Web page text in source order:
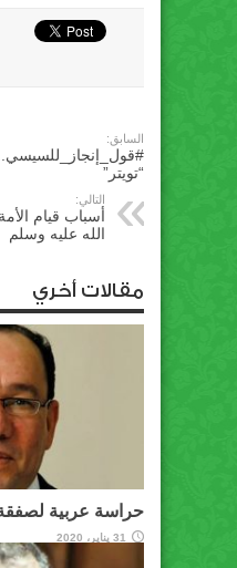
السابق:
“تويتر”
التالي:
أسباب قيام
الله عليه وسلم
مقالات أخري
حراسة عربية
31 يناير، 2020